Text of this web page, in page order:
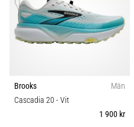
löpning
och
beeptest:
de
och
Carbon
Komfort och dämpning
Kategori
Brooks
Män
Cascadia 20 - Vit
1 900 kr